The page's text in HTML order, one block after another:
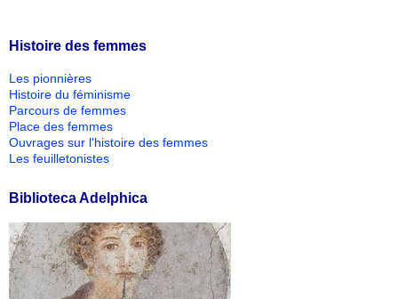
Histoire des femmes
Les pionnières
Histoire du féminisme
Parcours de femmes
Place des femmes
Ouvrages sur l'histoire des femmes
Les feuilletonistes
Biblioteca Adelphica